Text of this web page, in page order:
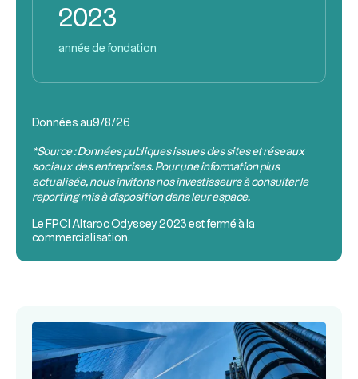
2023
année de fondation
Données au9/8/26
*Source : Données publiques issues des sites et réseaux
sociaux des entreprises. Pour une information plus
actualisée, nous invitons nos investisseurs à consulter le
reporting mis à disposition dans leur espace.
Le FPCI Altaroc Odyssey 2023 est fermé à la
commercialisation.